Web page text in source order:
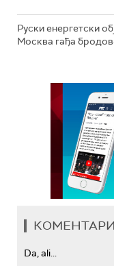
Руски енергетски
Москва гађа
КОМЕНТАРИ
Da, ali...